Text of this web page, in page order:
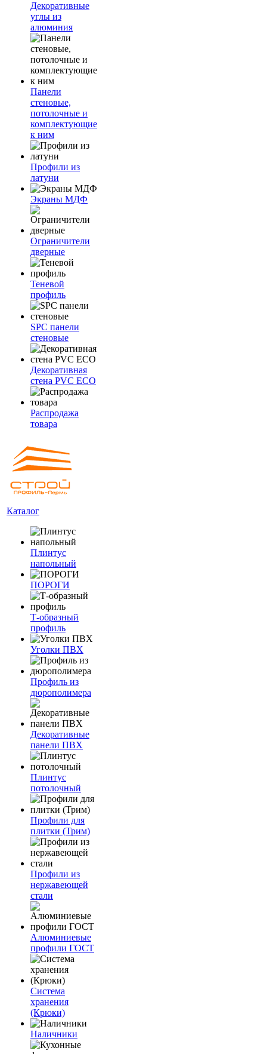
Декоративные
углы из
алюминия
Панели
стеновые,
потолочные и
комплектующие
к ним
Профили из
латуни
Экраны МДФ
Ограничители
дверные
Теневой
профиль
SPC панели
стеновые
Декоративная
стена PVC ECO
Распродажа
товара
Каталог
Плинтус
напольный
ПОРОГИ
Т-образный
профиль
Уголки ПВХ
Профиль из
дюрополимера
Декоративные
панели ПВХ
Плинтус
потолочный
Профили для
плитки (Трим)
Профили из
нержавеющей
стали
Алюминиевые
профили ГОСТ
Система
хранения
(Крюки)
Наличники